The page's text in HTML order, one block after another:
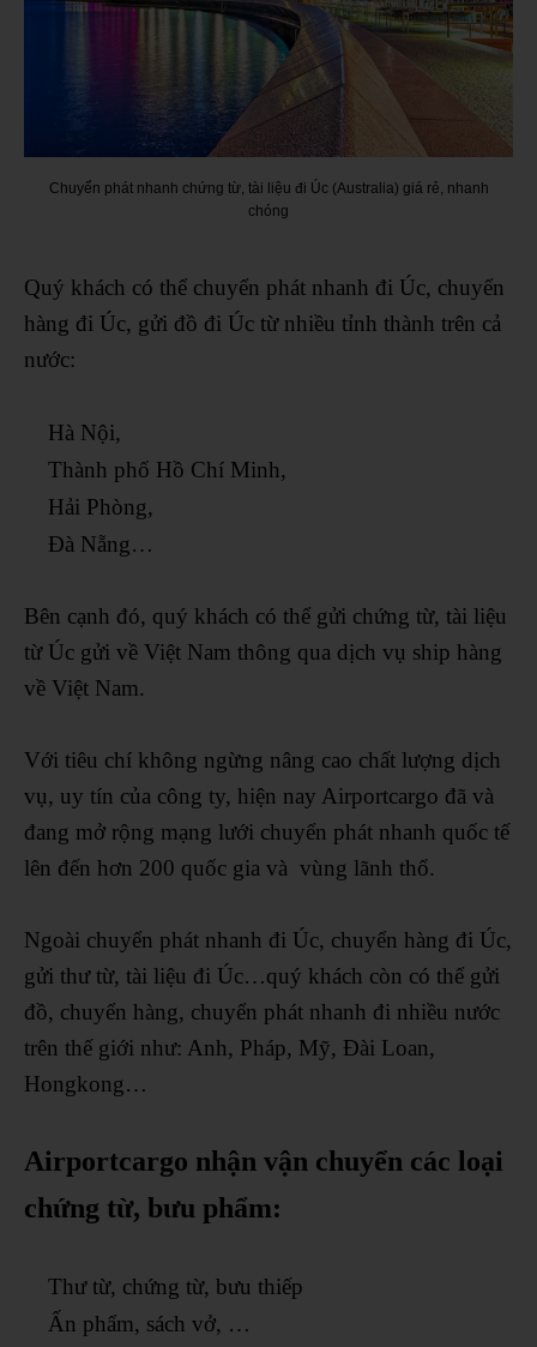
Chuyển phát nhanh chứng từ, tài liệu đi Úc (Australia) giá rẻ, nhanh
chóng
Quý khách có thể chuyển phát nhanh đi Úc, chuyển
hàng đi Úc, gửi đồ đi Úc từ nhiều tỉnh thành trên cả
nước:
Hà Nội,
Thành phố Hồ Chí Minh,
Hải Phòng,
Đà Nẵng…
Bên cạnh đó, quý khách có thể gửi chứng từ, tài liệu
từ Úc gửi về Việt Nam thông qua dịch vụ ship hàng
về Việt Nam.
Với tiêu chí không ngừng nâng cao chất lượng dịch
vụ, uy tín của công ty, hiện nay Airportcargo đã và
đang mở rộng mạng lưới chuyển phát nhanh quốc tế
lên đến hơn 200 quốc gia và vùng lãnh thổ.
Ngoài chuyển phát nhanh đi Úc, chuyển hàng đi Úc,
gửi thư từ, tài liệu đi Úc…quý khách còn có thể gửi
đồ, chuyển hàng, chuyển phát nhanh đi nhiều nước
trên thế giới như: Anh, Pháp, Mỹ, Đài Loan,
Hongkong…
Airportcargo nhận vận chuyển các loại
chứng từ, bưu phẩm:
Thư từ, chứng từ, bưu thiếp
Ấn phẩm, sách vở, …